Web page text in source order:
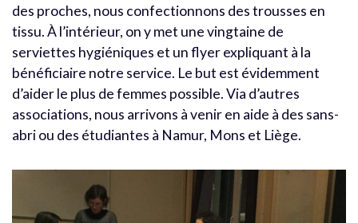
des proches, nous confectionnons des trousses en
tissu. À l’intérieur, on y met une vingtaine de
serviettes hygiéniques et un flyer expliquant à la
bénéficiaire notre service. Le but est évidemment
d’aider le plus de femmes possible. Via d’autres
associations, nous arrivons à venir en aide à des sans-
abri ou des étudiantes à Namur, Mons et Liège.